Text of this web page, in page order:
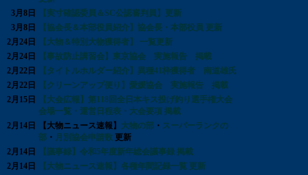
3月8日
【実寸確認委員＆SC公認審判員】更新
3月8日
【協会長＆本部役員紹介】協会長・本部役員 更新
2月24日
【大物＆特別大物獲得者】 一覧更新
2月24日
【事故防止講習会】東京協会 実施報告 掲載
2月22日
【タイトルホルダー紹介】異種41枠獲得者 南道雄氏
2月22日
【クリーンアップ便り】愛媛協会 実施報告 掲載
2月15日
【大会広報】第118回全日本キス投げ釣り選手権大会
会場一覧・運営日程表・大会要項 掲載
2月14日
【大物ニュース速報】 大物の部 ・ スーパーランクの
部 ・ 月別協会申請数 更新
2月14日
【議事録】令和5年度新年総会議事録 掲載
2月14日
【大物ニュース速報】各種年間記録一覧 更新